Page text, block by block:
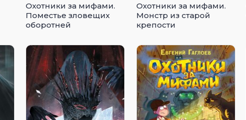
Охотники за мифами.
Поместье зловещих
оборотней
Охотники за мифами.
Монстр из старой
крепости